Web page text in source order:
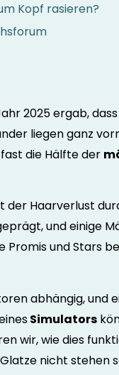
Kopf rasieren?
2025 ergab,
liegen ganz
die Hälfte der
der Haarverlust
und einige
Promis und Stars
abhängig, und
Simulators
wir, wie dies
nicht stehen